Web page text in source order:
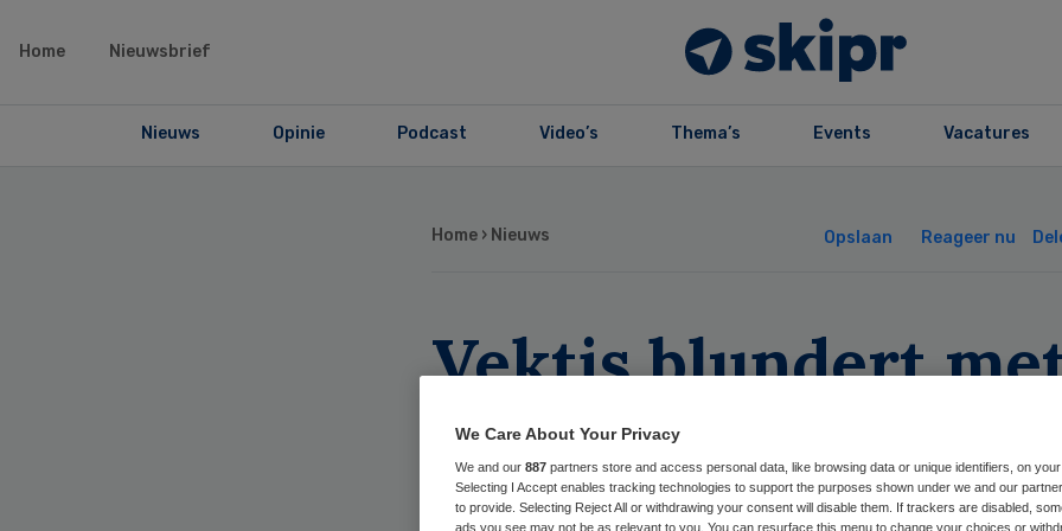
Home Nieuwsbrief
Nieuws Opinie Podcast Video’s Thema’s Events Vacatures
Home › Nieuws Opslaan Reageer nu
Vektis blundert
Amsterdamse
zorgkosten
We Care About Your Privacy
We and our 887 partners store and access personal data, like browsing data or unique identifiers, on
Selecting I Accept enables tracking technologies to support the purposes shown under we and our
to provide. Selecting Reject All or withdrawing your consent will disable them. If trackers are disabled,
ads you see may not be as relevant to you. You can resurface this menu to change your choices or